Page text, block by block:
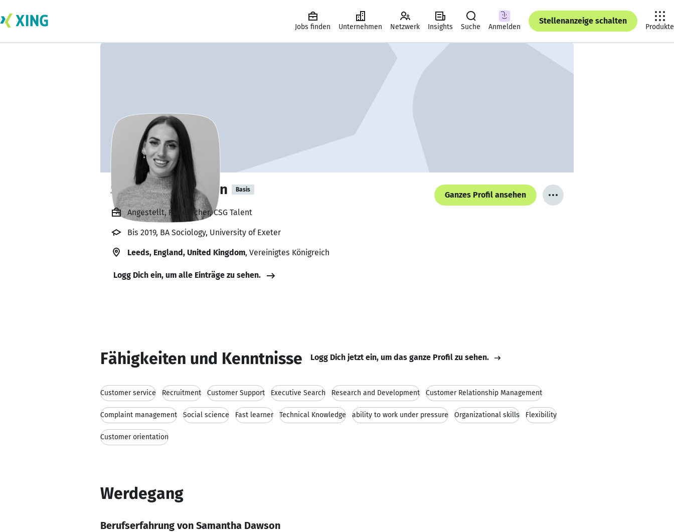
Jobs finden Unternehmen Netzwerk Insights Suche Anmelden
Stellenanzeige schalten
Produkte
Samantha Dawson Basis
Ganzes Profil ansehen
Angestellt, Researcher, CSG Talent
Bis 2019, BA Sociology, University of Exeter
Leeds, England, United Kingdom, Vereinigtes Königreich
Logg Dich ein, um alle Einträge zu sehen.
Fähigkeiten und Kenntnisse Logg Dich jetzt ein, um das ganze Profil zu sehen.
Customer service Recruitment Customer Support Executive Search Research and Development Customer Relationship Management
Complaint management Social science Fast learner Technical Knowledge ability to work under pressure Organizational skills Flexibility
Customer orientation
Werdegang
Berufserfahrung von Samantha Dawson